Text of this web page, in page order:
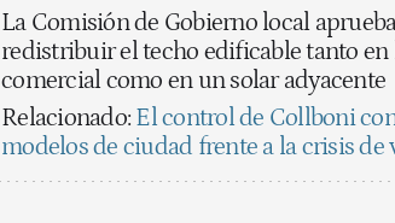
La Comisión de Gobierno local
redistribuir el techo edificable tanto
comercial como en un solar adyacente
Relacionado: El control de Collboni
modelos de ciudad frente a la crisis de